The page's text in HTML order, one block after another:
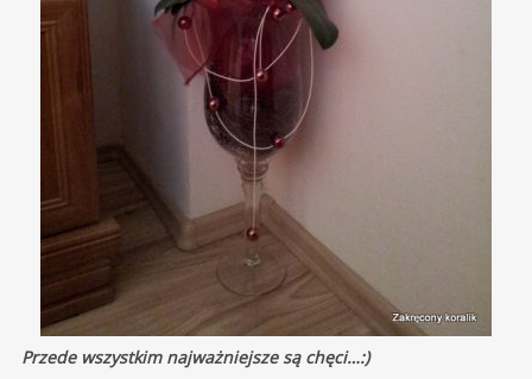
Przede wszystkim najważniejsze są chęci…:)